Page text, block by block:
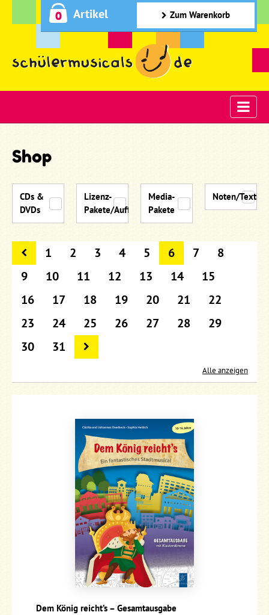
0 Artikel Zum Warenkorb
Shop
CDs &
DVDs
Lizenz-
Pakete/Aufführungsmaterial
Media-
Pakete
Noten/
1 2 3 4 5 6 7
8
9
10 11 12 13 14
15
16
17 18 19 20 21
22
23
24 25 26 27 28
29
30
31
Alle anzeigen
Dem König reicht’s – Gesamtausgabe